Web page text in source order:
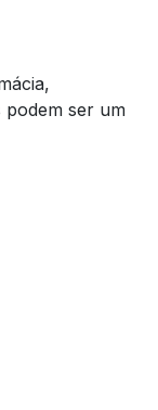
podem ser um